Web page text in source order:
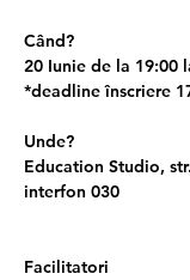
Când?
20 Iunie de la 19:00
*deadline înscriere
Unde?
Education Studio,
interfon 030
Facilitatori